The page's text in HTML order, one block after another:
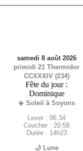
samedi 8 août 2026
primidi 21 Thermidor
CCXXXIV (234)
Fête du jour :
Dominique
☀️ Soleil à Soyons
Lever : 06:34
Coucher : 20:58
Durée : 14h23
🌙 Lune